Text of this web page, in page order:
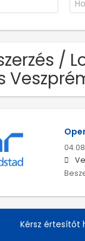
/
Kérsz értesítőt